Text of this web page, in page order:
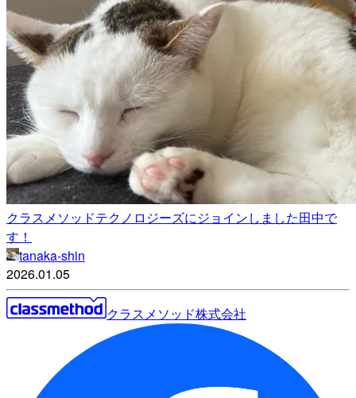
クラスメソッドテクノロジーズにジョインしました田中で
す！
tanaka-shin
2026.01.05
クラスメソッド株式会社